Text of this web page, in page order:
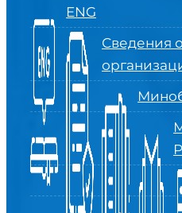
ENG
Сведения